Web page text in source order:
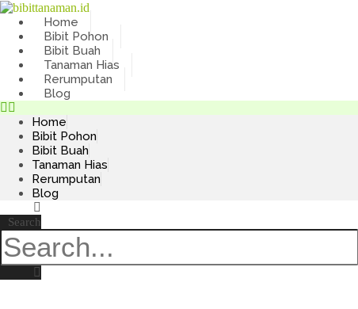
Skip
content
Home
Bibit Pohon
Bibit Buah
Tanaman Hias
Rerumputan
Blog
Home
Bibit Pohon
Bibit Buah
Tanaman Hias
Rerumputan
Blog
Search